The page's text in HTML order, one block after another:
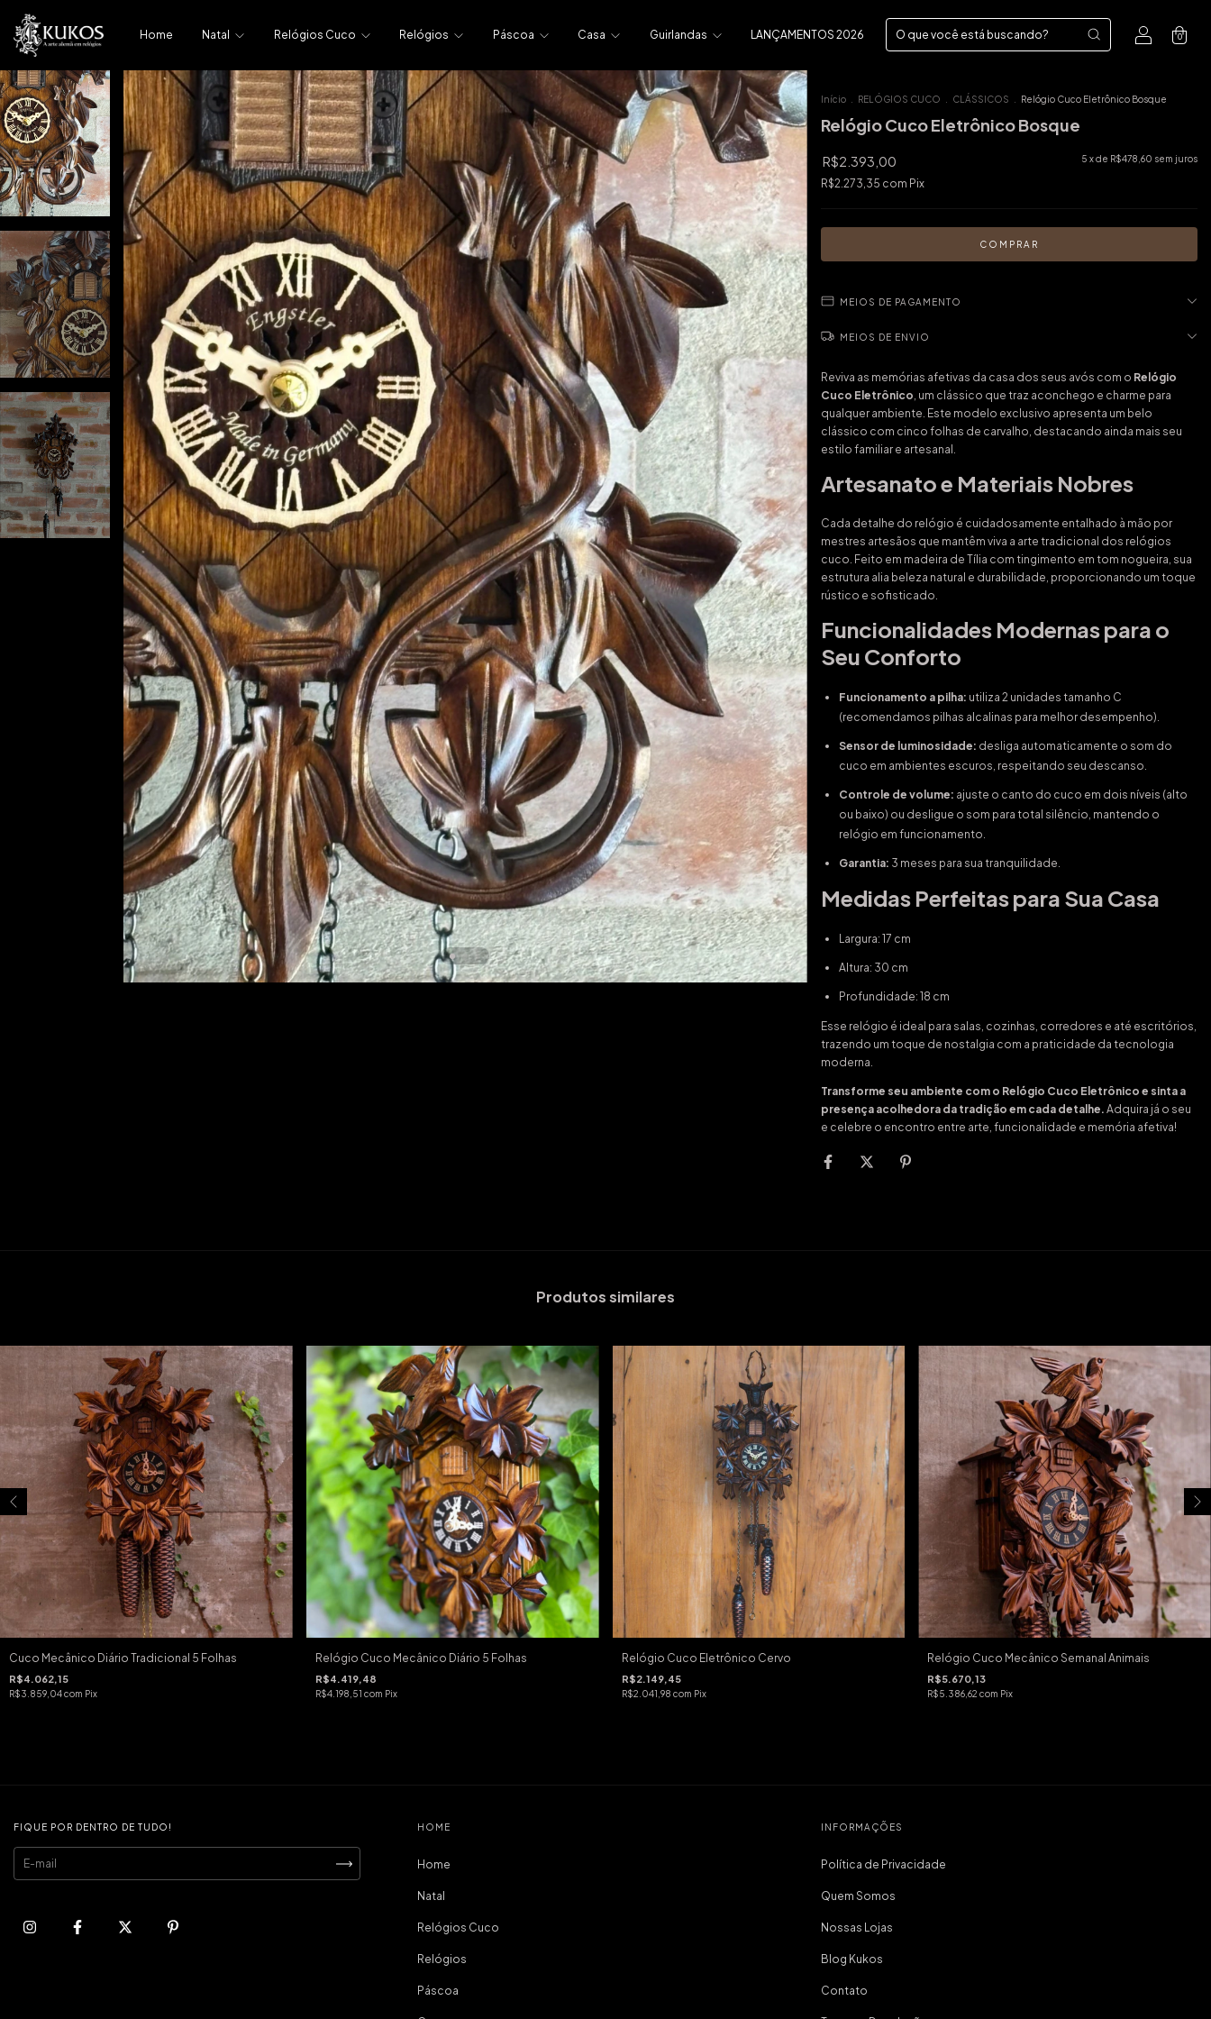
Home Natal Relógios Cuco Relógios Páscoa Casa Guirlandas LANÇAMENTOS 2026 0
Início RELÓGIOS CUCO CLÁSSICOS Relógio Cuco Eletrônico Bosque
Relógio Cuco Eletrônico Bosque
R$2.393,00 5 x de R$478,60 sem juros
R$2.273,35 com Pix
MEIOS DE PAGAMENTO
MEIOS DE ENVIO
Reviva as memórias afetivas da casa dos seus avós com o Relógio
Cuco Eletrônico , um clássico que traz aconchego e charme para
qualquer ambiente. Este modelo exclusivo apresenta um belo
clássico com cinco folhas de carvalho, destacando ainda mais seu
estilo familiar e artesanal.
Artesanato e Materiais Nobres
Cada detalhe do relógio é cuidadosamente entalhado à mão por
mestres artesãos que mantêm viva a arte tradicional dos relógios
cuco. Feito em madeira de Tília com tingimento em tom nogueira, sua
estrutura alia beleza natural e durabilidade, proporcionando um toque
rústico e sofisticado.
Funcionalidades Modernas para o
Seu Conforto
Funcionamento a pilha: utiliza 2 unidades tamanho C
(recomendamos pilhas alcalinas para melhor desempenho).
Sensor de luminosidade: desliga automaticamente o som do
cuco em ambientes escuros, respeitando seu descanso.
Controle de volume: ajuste o canto do cuco em dois níveis (alto
ou baixo) ou desligue o som para total silêncio, mantendo o
relógio em funcionamento.
Garantia: 3 meses para sua tranquilidade.
Medidas Perfeitas para Sua Casa
Largura: 17 cm
Altura: 30 cm
Profundidade: 18 cm
Esse relógio é ideal para salas, cozinhas, corredores e até escritórios,
trazendo um toque de nostalgia com a praticidade da tecnologia
moderna.
Transforme seu ambiente com o Relógio Cuco Eletrônico e sinta a
presença acolhedora da tradição em cada detalhe. Adquira já o seu
e celebre o encontro entre arte, funcionalidade e memória afetiva!
Produtos similares
Cuco Mecânico Diário Tradicional 5 Folhas
R$4.062,15
R$3.859,04com Pix
Relógio Cuco Mecânico Diário 5 Folhas
R$4.419,48
R$4.198,51 com Pix
Relógio Cuco Eletrônico Cervo
R$2.149,45
R$2.041,98 com Pix
Relógio Cuco Mecânico Semanal Animais
R$5.670,13
R$5.386,62com Pix
FIQUE POR DENTRO DE TUDO! HOME
Home
Natal
Relógios Cuco
Relógios
Páscoa
INFORMAÇÕES
Política de Privacidade
Quem Somos
Nossas Lojas
Blog Kukos
Contato